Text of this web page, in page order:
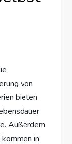
von
bieten
Außerdem
in